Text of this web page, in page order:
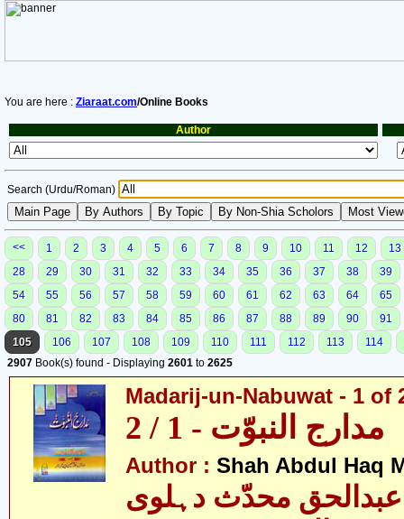
You are here : Ziaraat.com/Online Books
Author
Search (Urdu/Roman)
<< 1 2 3 4 5 6 7 8 9 10 11 12
13
28
29 30 31 32 33 34 35 36 37 38
39
54
55 56 57 58 59 60 61 62 63 64
65
80
81 82 83 84 85 86 87 88 89 90
91
105
106 107 108 109 110 111 112 113
114
2907 Book(s) found - Displaying 2601 to 2625
Madarij-un-Nabuwat - 1 of
مدارج النبوّت - 1 / 2
Author : Shah Abdul Haq
محدّث دہلوی